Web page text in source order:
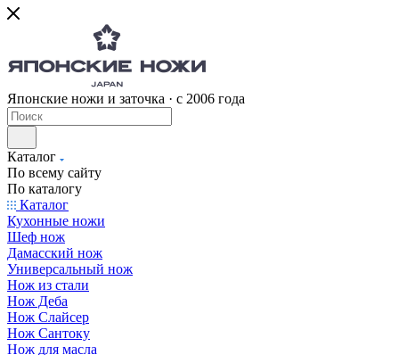
Японские ножи и заточка · с 2006 года
Каталог
По всему сайту
По каталогу
Каталог
Кухонные ножи
Шеф нож
Дамасский нож
Универсальный нож
Нож из стали
Нож Деба
Нож Слайсер
Нож Сантоку
Нож для масла